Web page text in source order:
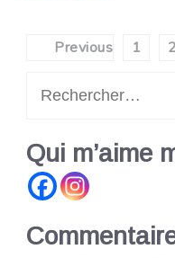
Pagination
publications
Previous 1 2
Qui m’aime